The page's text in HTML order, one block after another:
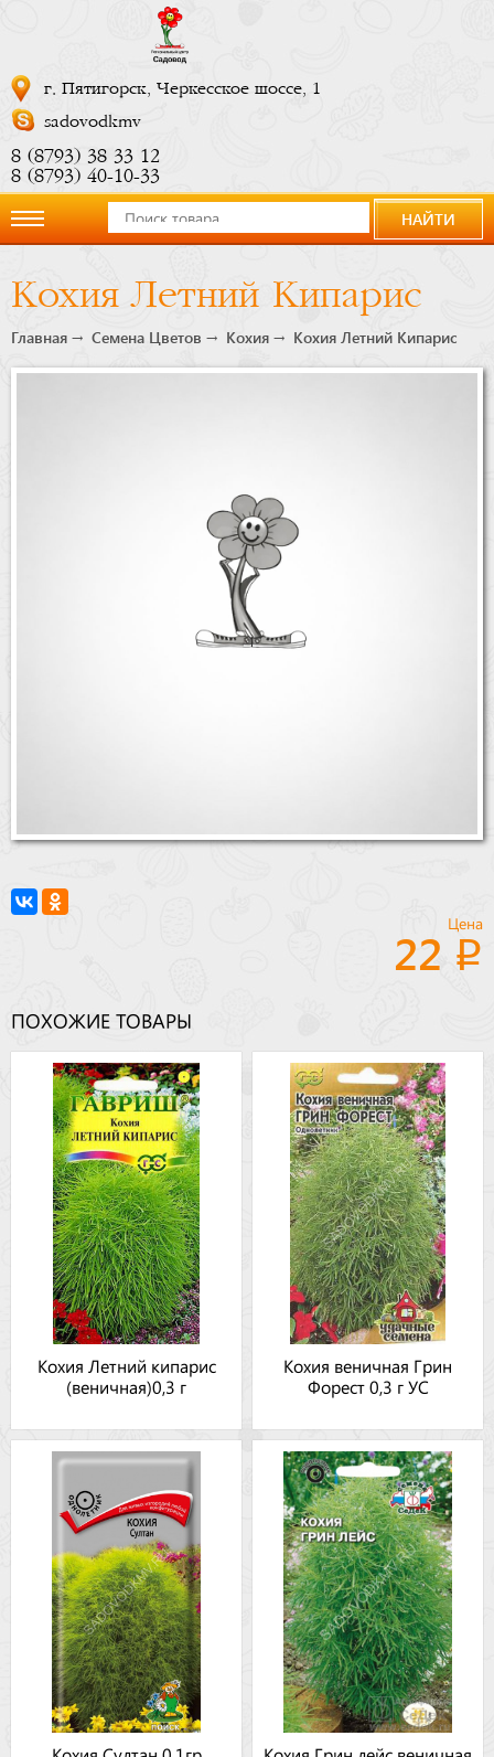
г. Пятигорск, Черкесское шоссе, 1
sadovodkmv
8 (8793) 38 33 12
8 (8793) 40-10-33
компании
Новости
НАЙТИ
Кохия Летний Кипарис
Главная Семена Цветов Кохия Кохия Летний Кипарис
Цена
22
ПОХОЖИЕ ТОВАРЫ
Кохия Летний кипарис
(веничная)0,3 г
Кохия веничная Грин
Форест 0,3 г УС
Кохия Султан 0,1гр
Кохия Грин лейс веничная